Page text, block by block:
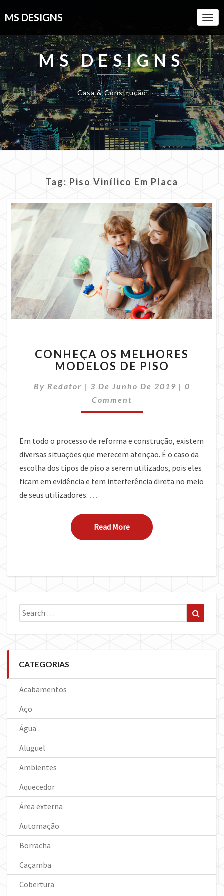
MS DESIGNS
MS DESIGNS
Casa & Construção
Tag: Piso Vinílico Em Placa
OS
MELHORES
DE
PISO
CONHEÇA OS MELHORES
MODELOS DE PISO
By Redator | 3 De Junho De 2019 | 0
Comment
Em todo o processo de reforma e construção, existem
diversas situações que merecem atenção. É o caso da
escolha dos tipos de piso a serem utilizados, pois eles
ficam em evidência e tem interferência direta no meio
de seus utilizadores. …
Read MoreRead More
Search
for:
CATEGORIAS
Acabamentos
Aço
Água
Aluguel
Ambientes
Aquecedor
Área externa
Automação
Borracha
Caçamba
Cobertura